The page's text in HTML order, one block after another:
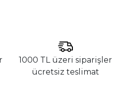
1000 TL üzeri siparişler
ücretsiz teslimat